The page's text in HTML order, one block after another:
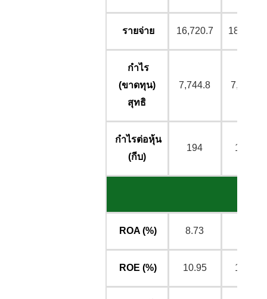
รายจ่าย 16,720.7 18,560.1
กำไร
(ขาดทุน)
สุทธิ
7,744.8 7,591.6
กำไรต่อหุ้น
(กีบ)
194 18.98
ROA (%) 8.73
ROE (%) 10.95 10.52